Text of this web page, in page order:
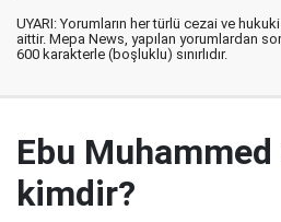
UYARI: Yorumların her türlü cezai ve
aittir. Mepa News, yapılan yorumlardan
600 karakterle (boşluklu) sınırlıdır.
Ebu Muhammed
kimdir?